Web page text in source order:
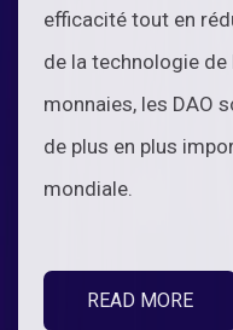
efficacité tout en
de la technologie
monnaies, les DAO
de plus en plus
mondiale.
READ MORE